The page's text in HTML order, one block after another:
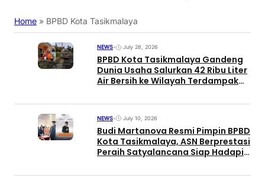
Home » BPBD Kota Tasikmalaya
NEWS• July 28, 2026
BPBD Kota Tasikmalaya Gandeng
Dunia Usaha Salurkan 42 Ribu Liter
Air Bersih ke Wilayah Terdampak
NEWS• July 10, 2026
Budi Martanova Resmi Pimpin BPBD
Kota Tasikmalaya, ASN Berprestasi
Peraih Satyalancana Siap Hadapi